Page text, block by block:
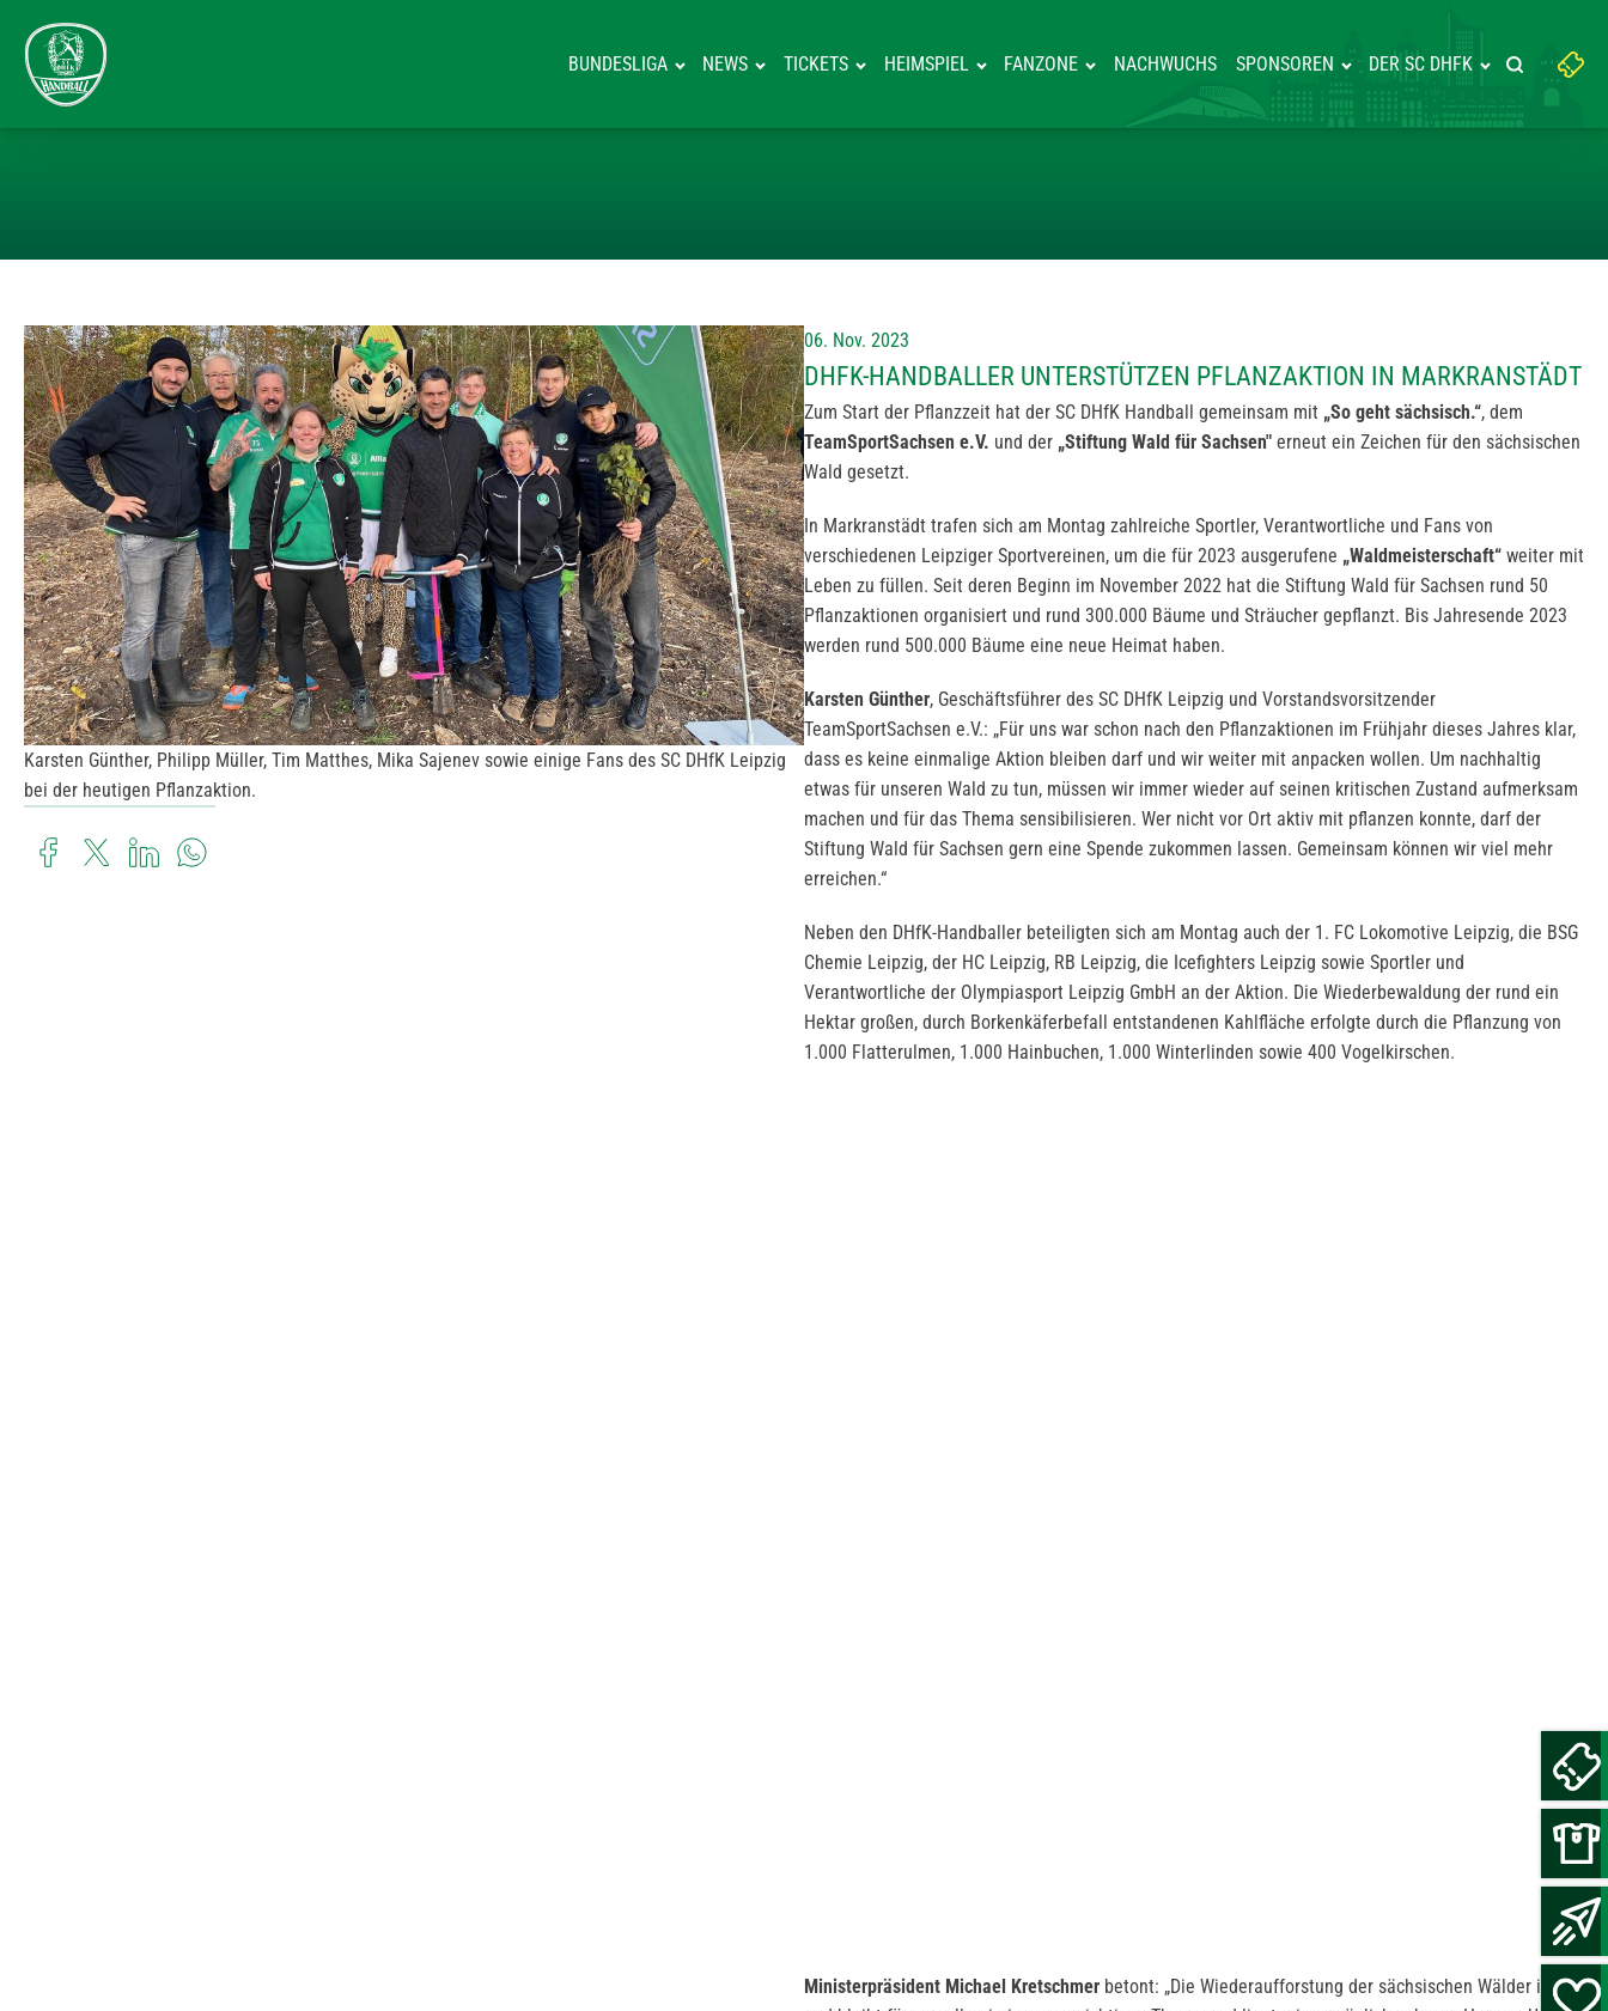
BUNDESLIGA NEWS TICKETS HEIMSPIEL FANZONE NACHWUCHS SPONSOREN DER SC DHFK
Suchbegriff
eingeben:
Suche
Karsten Günther, Philipp Müller, Tim Matthes, Mika Sajenev sowie einige Fans des SC DHfK Leipzig
bei der heutigen Pflanzaktion.
06. Nov. 2023
DHFK-HANDBALLER UNTERSTÜTZEN PFLANZAKTION IN MARKRANSTÄDT
Zum Start der Pflanzzeit hat der SC DHfK Handball gemeinsam mit „So geht sächsisch.“, dem
TeamSportSachsen e.V. und der „Stiftung Wald für Sachsen" erneut ein Zeichen für den sächsischen
Wald gesetzt.
In Markranstädt trafen sich am Montag zahlreiche Sportler, Verantwortliche und Fans von
verschiedenen Leipziger Sportvereinen, um die für 2023 ausgerufene „Waldmeisterschaft“ weiter mit
Leben zu füllen. Seit deren Beginn im November 2022 hat die Stiftung Wald für Sachsen rund 50
Pflanzaktionen organisiert und rund 300.000 Bäume und Sträucher gepflanzt. Bis Jahresende 2023
werden rund 500.000 Bäume eine neue Heimat haben.
Karsten Günther, Geschäftsführer des SC DHfK Leipzig und Vorstandsvorsitzender
TeamSportSachsen e.V.: „Für uns war schon nach den Pflanzaktionen im Frühjahr dieses Jahres klar,
dass es keine einmalige Aktion bleiben darf und wir weiter mit anpacken wollen. Um nachhaltig
etwas für unseren Wald zu tun, müssen wir immer wieder auf seinen kritischen Zustand aufmerksam
machen und für das Thema sensibilisieren. Wer nicht vor Ort aktiv mit pflanzen konnte, darf der
Stiftung Wald für Sachsen gern eine Spende zukommen lassen. Gemeinsam können wir viel mehr
erreichen.“
Neben den DHfK-Handballer beteiligten sich am Montag auch der 1. FC Lokomotive Leipzig, die BSG
Chemie Leipzig, der HC Leipzig, RB Leipzig, die Icefighters Leipzig sowie Sportler und
Verantwortliche der Olympiasport Leipzig GmbH an der Aktion. Die Wiederbewaldung der rund ein
Hektar großen, durch Borkenkäferbefall entstandenen Kahlfläche erfolgte durch die Pflanzung von
1.000 Flatterulmen, 1.000 Hainbuchen, 1.000 Winterlinden sowie 400 Vogelkirschen.
Ministerpräsident Michael Kretschmer betont: „Die Wiederaufforstung der sächsischen Wälder ist